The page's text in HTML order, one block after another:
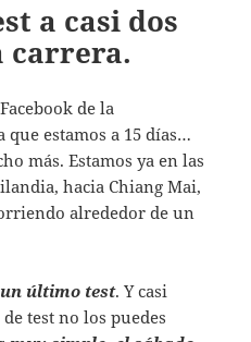
a casi dos
carrera.
de la
estamos a 15 días…
más. Estamos ya en las
hacia Chiang Mai,
alrededor de un
último test. Y casi
test no los puedes